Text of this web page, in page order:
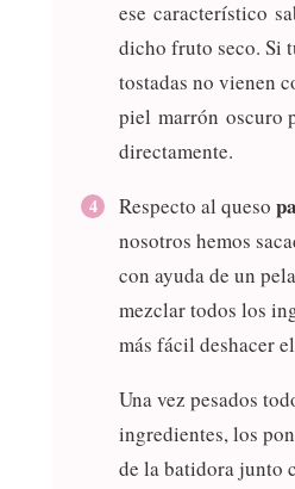
ese característico
dicho fruto seco. Si
tostadas no vienen
piel marrón oscuro
directamente.
Respecto al queso
nosotros hemos
con ayuda de un
mezclar todos los
más fácil deshacer
Una vez pesados
ingredientes, los
de la batidora junto